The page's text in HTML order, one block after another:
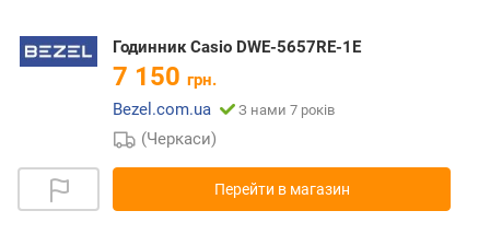
Годинник Casio DWE-5657RE-1E
7 150 грн.
Bezel.com.ua
З нами 7 років
(Черкаси)
Перейти в магазин